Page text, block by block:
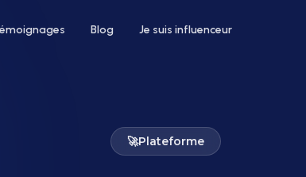
Blog Je suis influenceur
🚀Plateforme